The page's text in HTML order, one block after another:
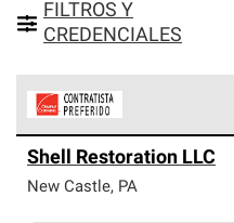
FILTROS Y
CREDENCIALES
parte de una red exclusiva
que cumplen con altos
Shell Restoration LLC
New Castle, PA